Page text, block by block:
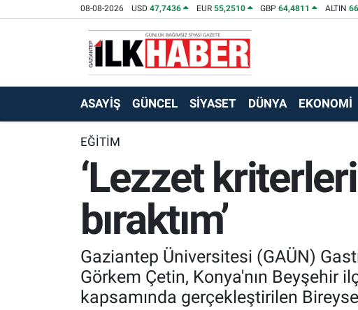
08-08-2026 USD47,7436 EUR 55,2510 GBP64,4811 ALTIN
ASAYİŞ GÜNCEL SİYASET DÜNYA EKONOMİ
EĞİTİM
‘Lezzet
bıraktım’
Gaziantep Üniversitesi (GAÜN)
Görkem Çetin, Konya'nın Beyşehir
kapsamında gerçekleştirilen
EKONOMİ
SİYASET
SAĞLIK
TEKNOLOJİ
KÜLTÜR - SANAT
Beyoğlu Hava Durumu
Beyoğlu Trafik Yoğunluk Haritası
Süper Lig Puan Durumu ve Fikstür
Tüm Manşetler
Son Dakika Haberleri
Haber Arşivi